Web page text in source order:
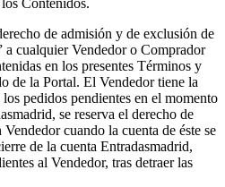
de admisión y de exclusión de
a cualquier Vendedor o Comprador
en los presentes Términos y
de la Portal. El Vendedor tiene la
pedidos pendientes en el momento
se reserva el derecho de
cuando la cuenta de éste se
de la cuenta Entradasmadrid,
al Vendedor, tras detraer las